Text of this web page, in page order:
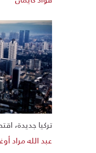
تركيا جديدة،
عبد الله مراد